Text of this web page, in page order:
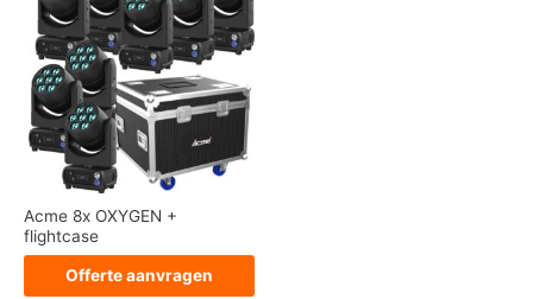
Acme 8x OXYGEN +
flightcase
Offerte aanvragen